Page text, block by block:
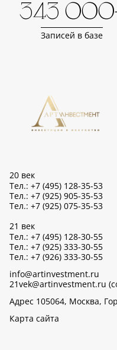
343
Записей в базе
20 век
Тел.: +7 (495) 128-35-53
Тел.: +7 (925) 905-35-53
Тел.: +7 (925) 075-35-53
21 век
Тел.: +7 (495) 128-30-55
Тел.: +7 (925) 333-30-55
Тел.: +7 (926) 333-30-55
info@artinvestment.ru
21vek@artinvestment.ru
Адрес 105064, Москва,
Карта сайта